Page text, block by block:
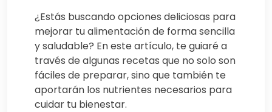
¿Estás buscando opciones deliciosas para
mejorar tu alimentación de forma sencilla
y saludable? En este artículo, te guiaré a
través de algunas recetas que no solo son
fáciles de preparar, sino que también te
aportarán los nutrientes necesarios para
cuidar tu bienestar.